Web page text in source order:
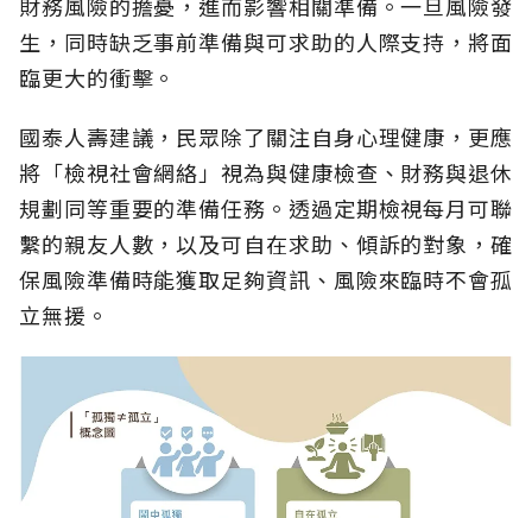
生，同時缺乏事前準備與可求助的人際支持，將面
臨更大的衝擊。
國泰人壽建議，民眾除了關注自身心理健康，更應
將「檢視社會網絡」視為與健康檢查、財務與退休
規劃同等重要的準備任務。透過定期檢視每月可聯
繫的親友人數，以及可自在求助、傾訴的對象，確
保風險準備時能獲取足夠資訊、風險來臨時不會孤
立無援。